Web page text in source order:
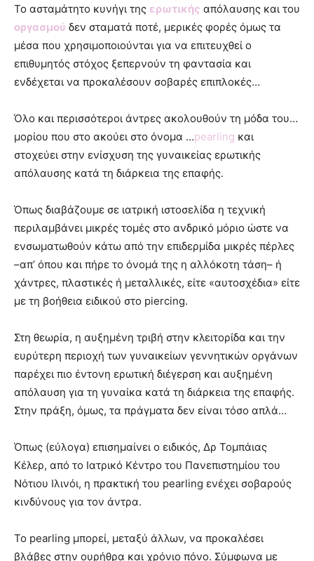
Το ασταμάτητο κυνήγι της ερωτικής απόλαυσης και του
οργασμού δεν σταματά ποτέ, μερικές φορές όμως τα
μέσα που χρησιμοποιούνται για να επιτευχθεί ο
επιθυμητός στόχος ξεπερνούν τη φαντασία και
ενδέχεται να προκαλέσουν σοβαρές επιπλοκές…
Όλο και περισσότεροι άντρες ακολουθούν τη μόδα του…
μορίου που στο ακούει στο όνομα …pearling και
στοχεύει στην ενίσχυση της γυναικείας ερωτικής
απόλαυσης κατά τη διάρκεια της επαφής.
Όπως διαβάζουμε σε ιατρική ιστοσελίδα η τεχνική
περιλαμβάνει μικρές τομές στο ανδρικό μόριο ώστε να
ενσωματωθούν κάτω από την επιδερμίδα μικρές πέρλες
–απ’ όπου και πήρε το όνομά της η αλλόκοτη τάση– ή
χάντρες, πλαστικές ή μεταλλικές, είτε «αυτοσχέδια» είτε
με τη βοήθεια ειδικού στο piercing.
Στη θεωρία, η αυξημένη τριβή στην κλειτορίδα και την
ευρύτερη περιοχή των γυναικείων γεννητικών οργάνων
παρέχει πιο έντονη ερωτική διέγερση και αυξημένη
απόλαυση για τη γυναίκα κατά τη διάρκεια της επαφής.
Στην πράξη, όμως, τα πράγματα δεν είναι τόσο απλά…
Όπως (εύλογα) επισημαίνει ο ειδικός, Δρ Τομπάιας
Κέλερ, από το Ιατρικό Κέντρο του Πανεπιστημίου του
Νότιου Ιλινόι, η πρακτική του pearling ενέχει σοβαρούς
κινδύνους για τον άντρα.
Το pearling μπορεί, μεταξύ άλλων, να προκαλέσει
βλάβες στην ουρήθρα και χρόνιο πόνο. Σύμφωνα με